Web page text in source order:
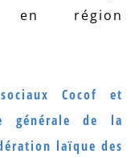
en région
Cocof et
générale de la
laïque des